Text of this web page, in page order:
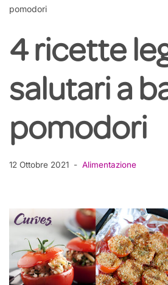
pomodori
4 ricette
salutari a
pomodori
12 Ottobre 2021 Alimentazione